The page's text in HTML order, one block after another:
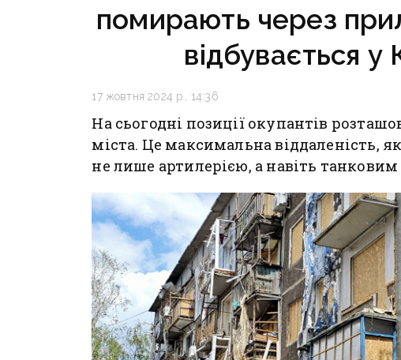
помирають через
відбувається у
17 жовтня 2024 р., 14:36
На сьогодні позиції окупантів
міста. Це максимальна віддаленість,
не лише артилерією, а навіть